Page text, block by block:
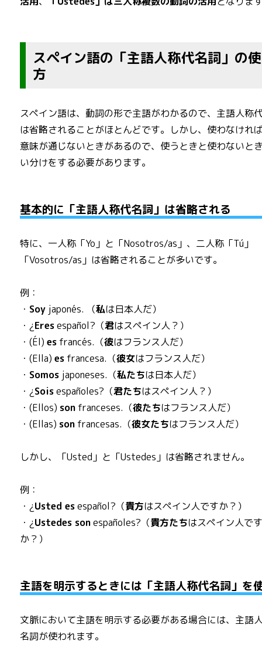
スペイン語の「主語人称代名詞」の
方
スペイン語は、動詞の形で主語がわかるので、主語人称
は省略されることがほとんどです。しかし、使わなけれ
意味が通じないときがあるので、使うときと使わないと
い分けをする必要があります。
基本的に「主語人称代名詞」は省略される
特に、一人称「Yo」と「Nosotros/as」、二人称「Tú」
「Vosotros/as」は省略されることが多いです。
例：
・ Soy japonés. （私は日本人だ）
・¿Eresespañol?（君はスペイン人？）
・(Él)es francés.（彼はフランス人だ）
・(Ella)es francesa.（彼女はフランス人だ）
・ Somos japoneses.（私たちは日本人だ）
・¿Soisespañoles?（君たちはスペイン人？）
・(Ellos)son franceses.（彼たちはフランス人だ）
・(Ellas)son francesas.（彼女たちはフランス人だ）
しかし、「Usted」と「Ustedes」は省略されません。
例：
・¿Usted esespañol?（貴方はスペイン人ですか？）
・¿Ustedes sonespañoles?（貴方たちはスペイン人で
か？）
主語を明示するときには「主語人称代名詞」を
文脈において主語を明示する必要がある場合には、主語
名詞が使われます。